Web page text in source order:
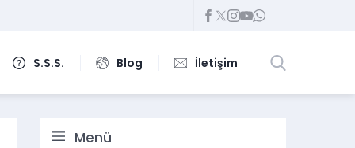
S.S.S. Blog İletişim
Menü